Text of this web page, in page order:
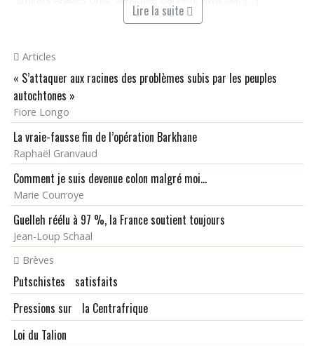
Lire la suite
Articles
« S’attaquer aux racines des problèmes subis par les peuples
autochtones »
Fiore Longo
La vraie-fausse fin de l’opération Barkhane
Raphaël Granvaud
Comment je suis devenue colon malgré moi...
Marie Courroye
Guelleh réélu à 97 %, la France soutient toujours
Jean-Loup Schaal
Brèves
Putschistes satisfaits
Pressions sur la Centrafrique
Loi du Talion